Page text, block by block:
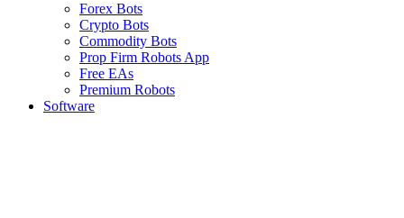
Forex Bots
Crypto Bots
Commodity Bots
Prop Firm Robots App
Free EAs
Premium Robots
Software